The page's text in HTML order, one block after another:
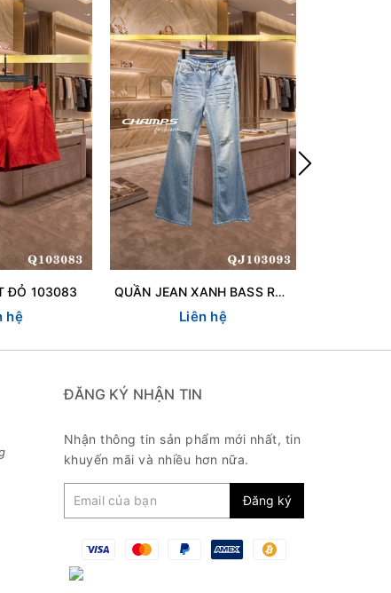
ĐỎ 103083
hệ
QUẦN JEAN XANH BASS RACH 103093
Liên hệ
ĐĂNG KÝ NHẬN TIN
Nhận thông tin sản phẩm mới nhất, tin
khuyến mãi và nhiều hơn nữa.
Đăng ký